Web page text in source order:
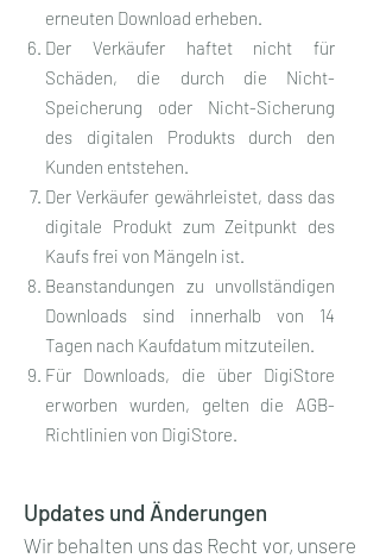
erneuten Download erheben.
Der Verkäufer haftet nicht für
Schäden, die durch die Nicht-
Speicherung oder Nicht-Sicherung
des digitalen Produkts durch den
Kunden entstehen.
Der Verkäufer gewährleistet, dass das
digitale Produkt zum Zeitpunkt des
Kaufs frei von Mängeln ist.
Beanstandungen zu unvollständigen
Downloads sind innerhalb von 14
Tagen nach Kaufdatum mitzuteilen.
Für Downloads, die über DigiStore
erworben wurden, gelten die AGB-
Richtlinien von DigiStore.​​
Updates und Änderungen
Wir behalten uns das Recht vor, unsere